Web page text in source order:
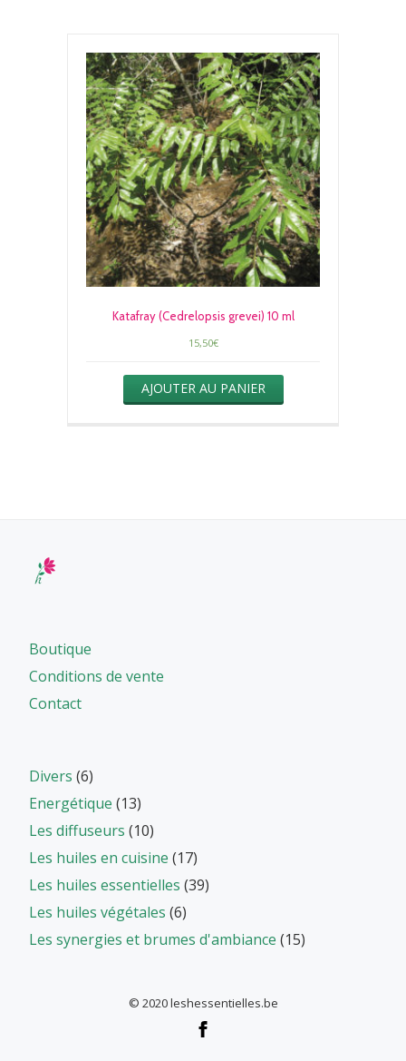
Katafray (Cedrelopsis grevei) 10 ml
15,50€
AJOUTER AU PANIER
Boutique
Conditions de vente
Contact
Divers (6)
Energétique (13)
Les diffuseurs (10)
Les huiles en cuisine (17)
Les huiles essentielles (39)
Les huiles végétales (6)
Les synergies et brumes d'ambiance (15)
© 2020 leshessentielles.be